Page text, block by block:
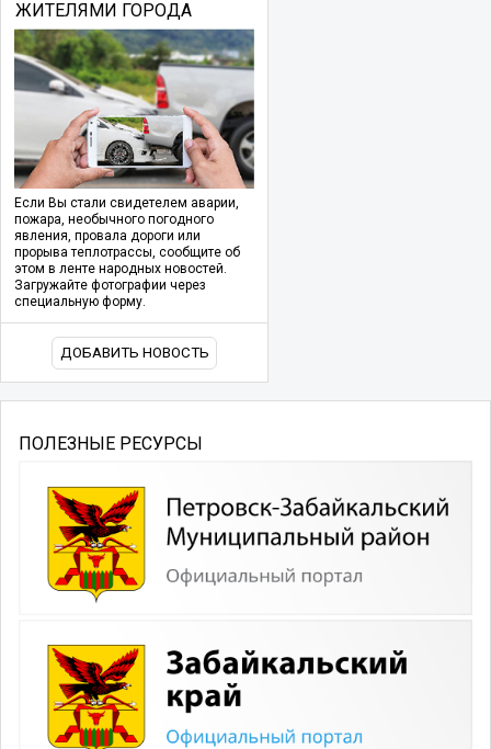
ЖИТЕЛЯМИ ГОРОДА
Если Вы стали свидетелем аварии,
пожара, необычного погодного
явления, провала дороги или
прорыва теплотрассы, сообщите об
этом в ленте народных новостей.
Загружайте фотографии через
специальную форму.
ДОБАВИТЬ НОВОСТЬ
ПОЛЕЗНЫЕ РЕСУРСЫ